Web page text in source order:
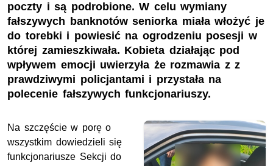
poczty i są podrobione. W celu wymiany
fałszywych banknotów seniorka miała włożyć je
do torebki i powiesić na ogrodzeniu posesji w
której zamieszkiwała. Kobieta działając pod
wpływem emocji uwierzyła że rozmawia z z
prawdziwymi policjantami i przystała na
polecenie fałszywych funkcjonariuszy.
Na szczęście w porę o
wszystkim dowiedzieli się
funkcjonariusze Sekcji do